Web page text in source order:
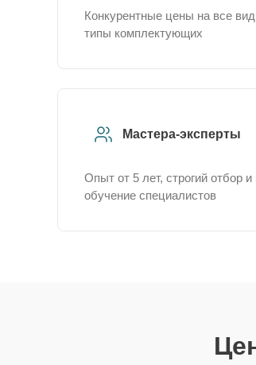
Конкурентные цены на все
типы комплектующих
Мастера-эксперты
Опыт от 5 лет, строгий отбор и
обучение специалистов